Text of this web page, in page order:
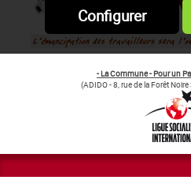
Configurer
- La Commune - Pour un
(ADIDO - 8, rue de la Forêt